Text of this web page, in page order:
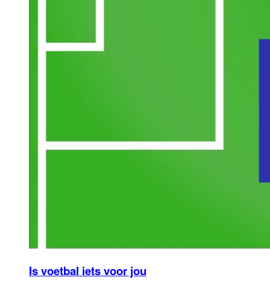
Is voetbal iets voor jou